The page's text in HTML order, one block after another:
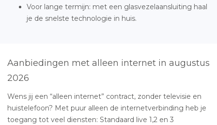
Voor lange termijn: met een glasvezelaansluiting haal
je de snelste technologie in huis.
Aanbiedingen met alleen internet in augustus
2026
Wens jij een “alleen internet” contract, zonder televisie en
huistelefoon? Met puur alleen de internetverbinding heb je
toegang tot veel diensten: Standaard live 1,2 en 3